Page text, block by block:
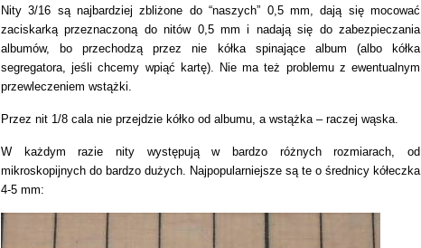
Nity 3/16 są najbardziej zbliżone do “naszych” 0,5 mm, dają się mocować
zaciskarką przeznaczoną do nitów 0,5 mm i nadają się do zabezpieczania
albumów, bo przechodzą przez nie kółka spinające album (albo kółka
segregatora, jeśli chcemy wpiąć kartę). Nie ma też problemu z ewentualnym
przewleczeniem wstążki.
Przez nit 1/8 cala nie przejdzie kółko od albumu, a wstążka – raczej wąska.
W każdym razie nity występują w bardzo różnych rozmiarach, od
mikroskopijnych do bardzo dużych. Najpopularniejsze są te o średnicy kółeczka
4-5 mm: